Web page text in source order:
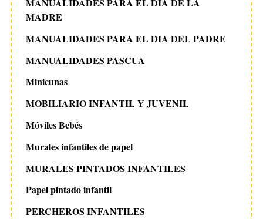
MANUALIDADES PARA EL DIA DE LA
MADRE
MANUALIDADES PARA EL DIA DEL PADRE
MANUALIDADES PASCUA
Minicunas
MOBILIARIO INFANTIL Y JUVENIL
Móviles Bebés
Murales infantiles de papel
MURALES PINTADOS INFANTILES
Papel pintado infantil
PERCHEROS INFANTILES